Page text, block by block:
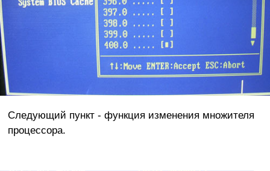
Следующий пункт - функция изменения множителя
процессора.